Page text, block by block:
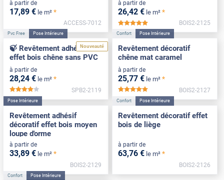
à partir de
17,89 € le m² *
ACCESS-7012
à partir de
26,42 € le m² *
BOIS2-2125
Nouveauté
Pvc Free Pose Intérieure
🍃 Revêtement adhésif
effet bois chêne sans PVC
à partir de
28,24 € le m² *
*****
SPB2-2119
Confort Pose Intérieure
Revêtement décoratif
chêne mat caramel
à partir de
25,77 € le m² *
BOIS2-2127
Pose Intérieure
Revêtement adhésif
décoratif effet bois moyen
loupe d'orme
à partir de
33,89 € le m² *
BOIS2-2129
Confort Pose Intérieure
Revêtement décoratif effet
bois de liège
à partir de
63,76 € le m² *
BOIS2-2126
Confort Pose Intérieure